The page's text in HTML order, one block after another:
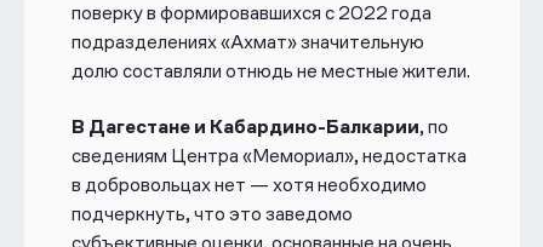
поверку в формировавшихся с 2022 года
подразделениях «Ахмат» значительную
долю составляли отнюдь не местные жители.
В Дагестанеи Кабардино-Балкарии, по
сведениям Центра «Мемориал», недостатка
в добровольцах нет — хотя необходимо
подчеркнуть, что это заведомо